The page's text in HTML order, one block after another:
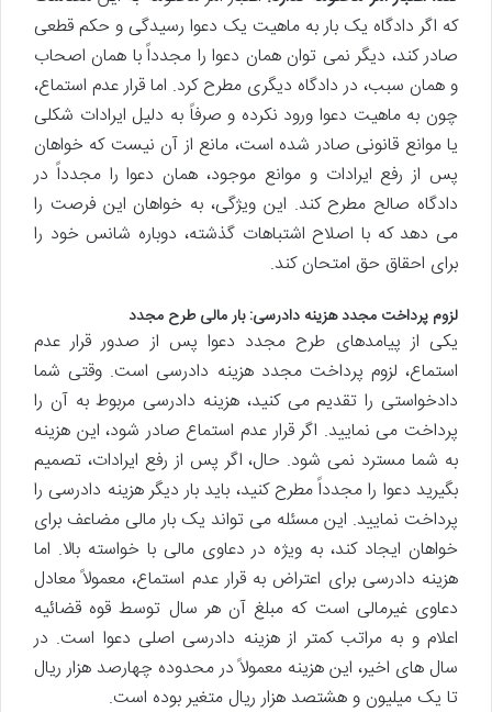
که اگر دادگاه یک بار به ماهیت یک دعوا رسیدگی و حکم قطعی
صادر کند، دیگر نمی توان همان دعوا را مجدداً با همان اصحاب
و همان سبب، در دادگاه دیگری مطرح کرد. اما قرار عدم استماع،
چون به ماهیت دعوا ورود نکرده و صرفاً به دلیل ایرادات شکلی
یا موانع قانونی صادر شده است، مانع از آن نیست که خواهان
پس از رفع ایرادات و موانع موجود، همان دعوا را مجدداً در
دادگاه صالح مطرح کند. این ویژگی، به خواهان این فرصت را
می دهد که با اصلاح اشتباهات گذشته، دوباره شانس خود را
برای احقاق حق امتحان کند.
لزوم پرداخت مجدد هزینه دادرسی: بار مالی طرح مجدد
یکی از پیامدهای طرح مجدد دعوا پس از صدور قرار عدم
استماع، لزوم پرداخت مجدد هزینه دادرسی است. وقتی شما
دادخواستی را تقدیم می کنید، هزینه دادرسی مربوط به آن را
پرداخت می نمایید. اگر قرار عدم استماع صادر شود، این هزینه
به شما مسترد نمی شود. حال، اگر پس از رفع ایرادات، تصمیم
بگیرید دعوا را مجدداً مطرح کنید، باید بار دیگر هزینه دادرسی را
پرداخت نمایید. این مسئله می تواند یک بار مالی مضاعف برای
خواهان ایجاد کند، به ویژه در دعاوی مالی با خواسته بالا. اما
هزینه دادرسی برای اعتراض به قرار عدم استماع، معمولاً معادل
دعاوی غیرمالی است که مبلغ آن هر سال توسط قوه قضائیه
اعلام و به مراتب کمتر از هزینه دادرسی اصلی دعوا است. در
سال های اخیر، این هزینه معمولاً در محدوده چهارصد هزار ریال
تا یک میلیون و هشتصد هزار ریال متغیر بوده است.